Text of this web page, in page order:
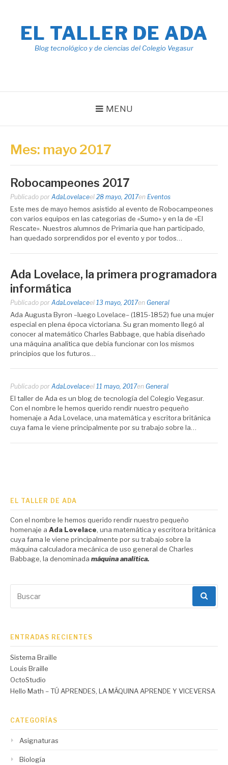
EL TALLER DE ADA
Blog tecnológico y de ciencias del Colegio Vegasur
MENU
Mes: mayo 2017
Robocampeones 2017
Publicado por AdaLovelaceel 28 mayo, 2017en Eventos
Este mes de mayo hemos asistido al evento de Robocampeones
con varios equipos en las categorias de «Sumo» y en la de «El
Rescate». Nuestros alumnos de Primaria que han participado,
han quedado sorprendidos por el evento y por todos…
Ada Lovelace, la primera programadora
informática
Publicado por AdaLovelaceel 13 mayo, 2017en General
Ada Augusta Byron –luego Lovelace– (1815-1852) fue una mujer
especial en plena época victoriana. Su gran momento llegó al
conocer al matemático Charles Babbage, que había diseñado
una máquina analítica que debía funcionar con los mismos
principios que los futuros…
Publicado por AdaLovelaceel 11 mayo, 2017en General
El taller de Ada es un blog de tecnología del Colegio Vegasur.
Con el nombre le hemos querido rendir nuestro pequeño
homenaje a Ada Lovelace, una matemática y escritora británica
cuya fama le viene principalmente por su trabajo sobre la…
EL TALLER DE ADA
Con el nombre le hemos querido rendir nuestro pequeño
homenaje a Ada Lovelace, una matemática y escritora británica
cuya fama le viene principalmente por su trabajo sobre la
máquina calculadora mecánica de uso general de Charles
Babbage, la denominada máquina analítica.
por:
ENTRADAS RECIENTES
Sistema Braille
Louis Braille
OctoStudio
Hello Math – TÚ APRENDES, LA MÁQUINA APRENDE Y VICEVERSA
CATEGORÍAS
Asignaturas
Biología